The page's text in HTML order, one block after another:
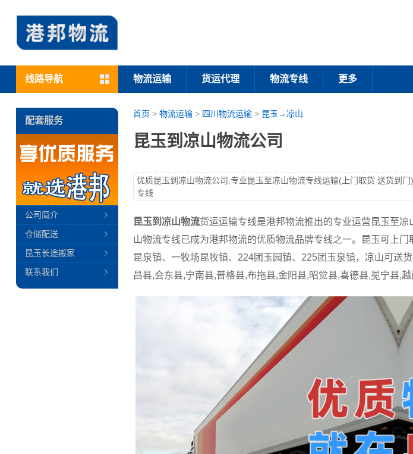
线路导航 物流运输 货运代理 物流专线 更多
首页 > 物流运输> 四川物流运输> 昆玉→凉山
昆玉到凉山物流公司
优质昆玉到凉山物流公司,专业昆玉至凉山物流专线运输(上门取货 送货到
专线
昆玉到凉山物流货运运输专线是港邦物流推出的专业运营昆玉至
山物流专线已成为港邦物流的优质物流品牌专线之一。昆玉可上
昆泉镇、一牧场昆牧镇、224团玉园镇、225团玉泉镇，凉山可送
昌县,会东县,宁南县,普格县,布拖县,金阳县,昭觉县,喜德县,冕宁县,越
配套服务
公司简介
仓储配送
昆玉长途搬家
联系我们